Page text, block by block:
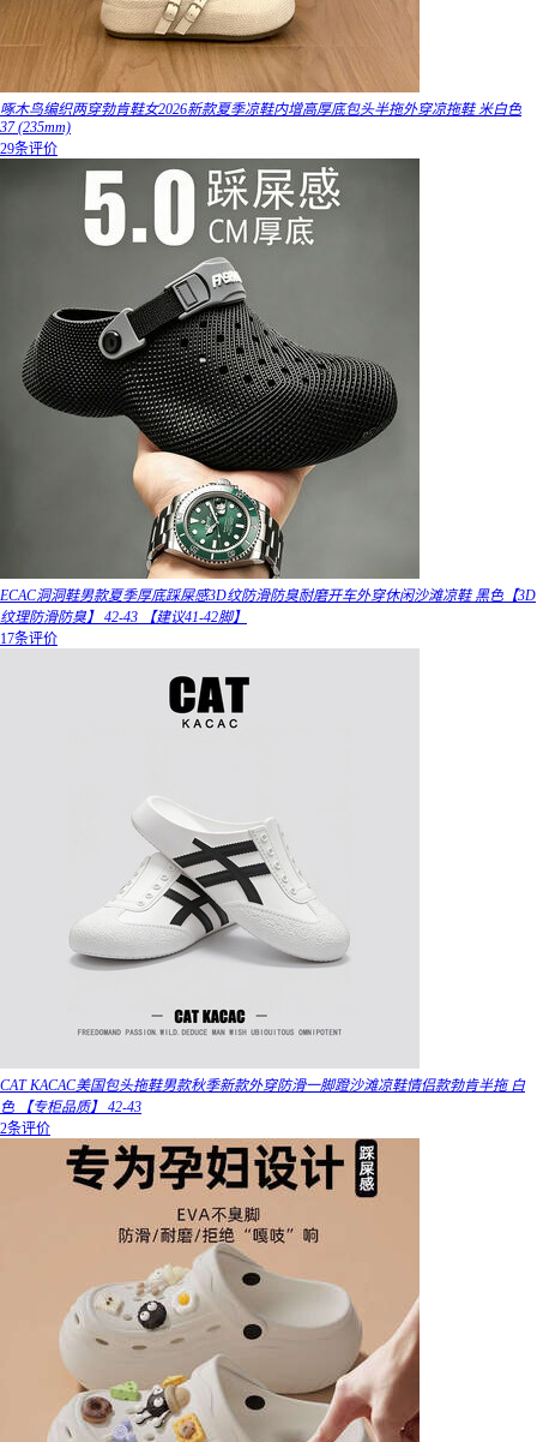
啄木鸟编织两穿勃肯鞋女2026新款夏季凉鞋内增高厚底包头半拖外穿凉拖鞋 米白色
37 (235mm)
29条评价
ECAC洞洞鞋男款夏季厚底踩屎感3D纹防滑防臭耐磨开车外穿休闲沙滩凉鞋 黑色【3D
纹理防滑防臭】 42-43 【建议41-42脚】
17条评价
CAT KACAC美国包头拖鞋男款秋季新款外穿防滑一脚蹬沙滩凉鞋情侣款勃肯半拖 白
色 【专柜品质】 42-43
2条评价